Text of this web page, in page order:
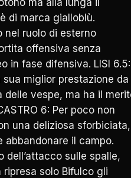
di marca gialloblù.
nel ruolo di esterno
offensiva senza
in fase difensiva. LISI 6.5:
miglior prestazione da
delle vespe, ma ha il
6: Per poco non
una deliziosa sforbiciata,
abbandonare il campo.
dell’attacco sulle spalle,
solo Bifulco gli